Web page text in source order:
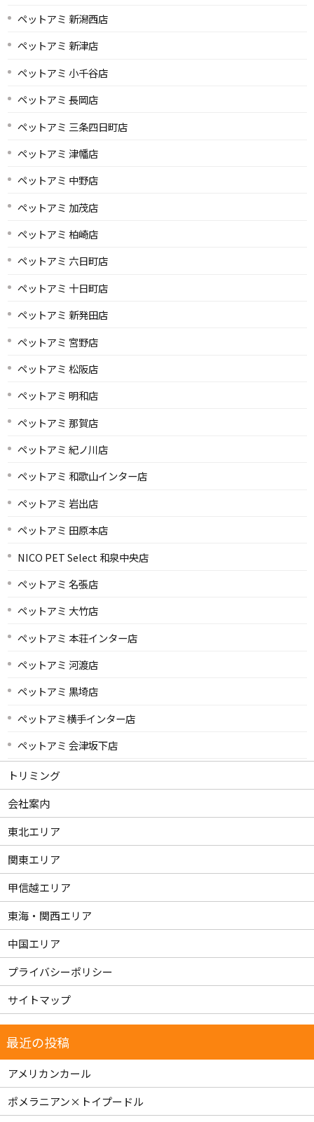
ペットアミ 新潟西店
ペットアミ 新津店
ペットアミ 小千谷店
ペットアミ 長岡店
ペットアミ 三条四日町店
ペットアミ 津幡店
ペットアミ 中野店
ペットアミ 加茂店
ペットアミ 柏崎店
ペットアミ 六日町店
ペットアミ 十日町店
ペットアミ 新発田店
ペットアミ 宮野店
ペットアミ 松阪店
ペットアミ 明和店
ペットアミ 那賀店
ペットアミ 紀ノ川店
ペットアミ 和歌山インター店
ペットアミ 岩出店
ペットアミ 田原本店
NICO PET Select 和泉中央店
ペットアミ 名張店
ペットアミ 大竹店
ペットアミ 本荘インター店
ペットアミ 河渡店
ペットアミ 黒埼店
ペットアミ横手インター店
ペットアミ 会津坂下店
トリミング
会社案内
東北エリア
関東エリア
甲信越エリア
東海・関西エリア
中国エリア
プライバシーポリシー
サイトマップ
アメリカンカール
ポメラニアン×トイプードル